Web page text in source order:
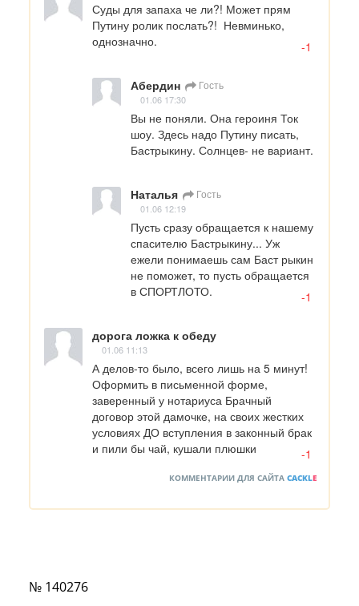
Суды для запаха че ли?! Может прям
Путину ролик послать?!  Невминько,
однозначно.
-1
Абердин Гость
01.06 17:30
Вы не поняли. Она героиня Ток
шоу. Здесь надо Путину писать,
Бастрыкину. Солнцев- не вариант.
Наталья Гость
01.06 12:19
Пусть сразу обращается к нашему
спасителю Бастрыкину... Уж
ежели понимаешь сам Баст рыкин
не поможет, то пусть обращается
в СПОРТЛОТО.
-1
дорога ложка к обеду
01.06 11:13
А делов-то было, всего лишь на 5 минут!
Оформить в письменной форме,
заверенный у нотариуса Брачный
договор этой дамочке, на своих жестких
условиях ДО вступления в законный брак
и пили бы чай, кушали плюшки
-1
КОММЕНТАРИИ ДЛЯ САЙТА CACKLE
№ 140276